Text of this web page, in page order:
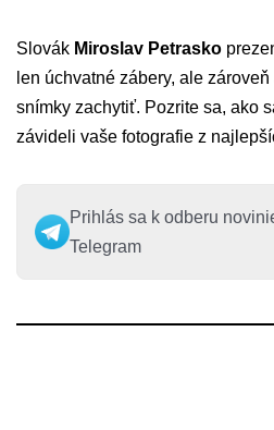
Slovák Miroslav Petrasko
len úchvatné zábery, ale
snímky zachytiť. Pozrite sa, ako
závideli vaše fotografie z
Prihlás sa k odberu
Telegram